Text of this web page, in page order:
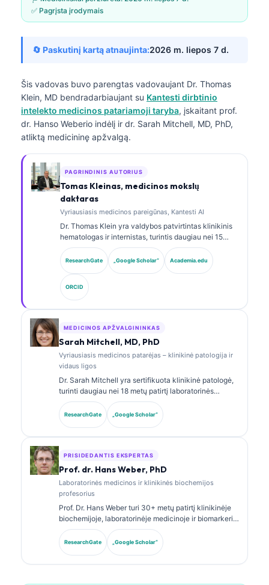
✅ Pagrįsta įrodymais
🔄 Paskutinį kartą atnaujinta:2026 m. liepos 7 d.
Šis vadovas buvo parengtas vadovaujant Dr. Thomas
Klein, MD bendradarbiaujant su Kantesti dirbtinio
intelekto medicinos patariamoji taryba, įskaitant prof.
dr. Hanso Weberio indėlį ir dr. Sarah Mitchell, MD, PhD,
atliktą medicininę apžvalgą.
PAGRINDINIS AUTORIUS
Tomas Kleinas, medicinos mokslų
daktaras
Vyriausiasis medicinos pareigūnas, Kantesti AI
Dr. Thomas Klein yra valdybos patvirtintas klinikinis
hematologas ir internistas, turintis daugiau nei 15
metų patirtį laboratorinės medicinos ir AI pagalba
atliekamos klinikinės analizės srityse. Būdamas
Kantesti AI vyriausiuoju medicinos pareigūnu, jis
užtikrina klinikinę nuosavo neuroninio tinklo
medicininio tikslumo priežiūrą. Dr. Klein yra plačiai
publikavęs biomarkerių interpretavimo ir
laboratorinės diagnostikos laboratorinės medicinos
ResearchGate „Google Scholar“ Academia.edu
ORCID
MEDICINOS APŽVALGININKAS
Sarah Mitchell, MD, PhD
Vyriausiasis medicinos patarėjas – klinikinė patologija ir
vidaus ligos
Dr. Sarah Mitchell yra sertifikuota klinikinė patologė,
turinti daugiau nei 18 metų patirtį laboratorinės
medicinos ir diagnostinės analizės srityje. Ji turi
klinikinės chemijos specializacijos sertifikatus ir
plačiai publikavo biomarkerių panelių bei
ResearchGate „Google Scholar“
PRISIDEDANTIS EKSPERTAS
Prof. dr. Hans Weber, PhD
Laboratorinės medicinos ir klinikinės biochemijos
profesorius
Prof. Dr. Hans Weber turi 30+ metų patirtį klinikinėje
biochemijoje, laboratorinėje medicinoje ir biomarkerių
tyrimuose. Buvęs Vokietijos klinikinės chemijos
draugijos prezidentas, jis specializuojasi diagnostinių
panelių analizėje, biomarkerių standartizavime ir AI
ResearchGate „Google Scholar“